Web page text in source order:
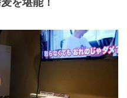
を堪能！